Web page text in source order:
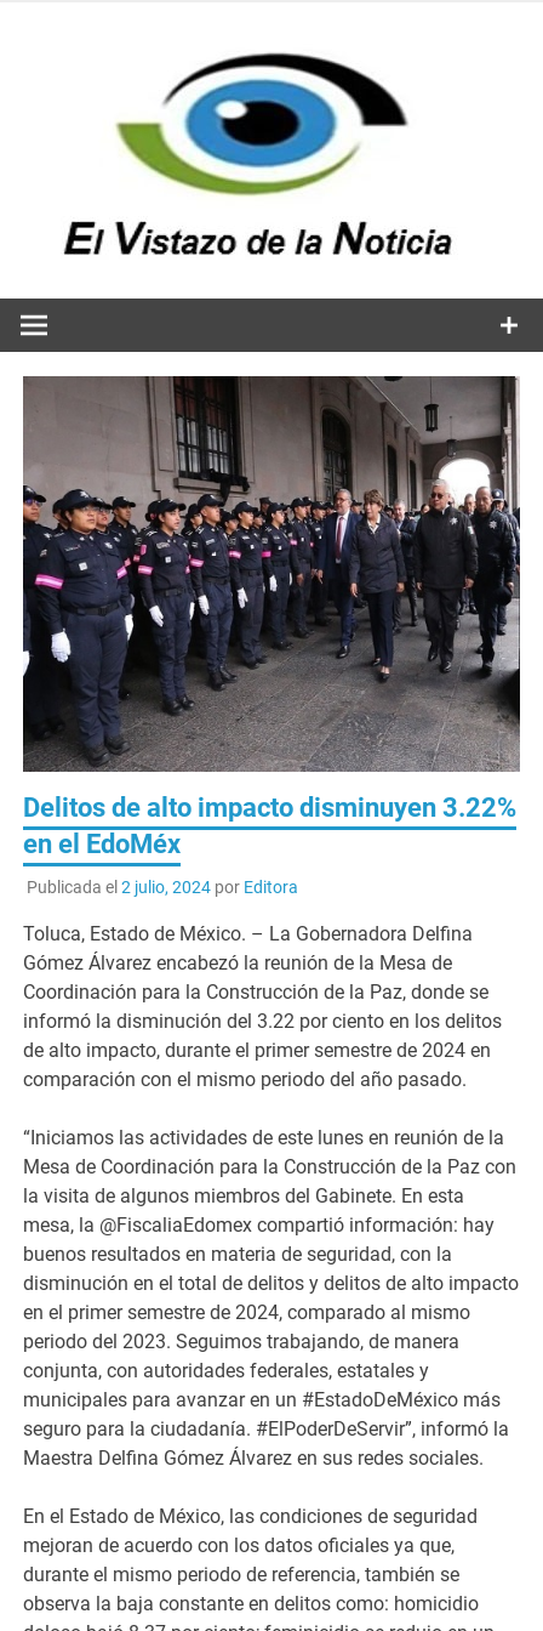
Delitos de alto impacto disminuyen 3.22%
en el EdoMéx
Publicada el 2 julio, 2024por Editora
Toluca, Estado de México. – La Gobernadora Delfina
Gómez Álvarez encabezó la reunión de la Mesa de
Coordinación para la Construcción de la Paz, donde se
informó la disminución del 3.22 por ciento en los delitos
de alto impacto, durante el primer semestre de 2024 en
comparación con el mismo periodo del año pasado.
“Iniciamos las actividades de este lunes en reunión de la
Mesa de Coordinación para la Construcción de la Paz con
la visita de algunos miembros del Gabinete. En esta
mesa, la @FiscaliaEdomex compartió información: hay
buenos resultados en materia de seguridad, con la
disminución en el total de delitos y delitos de alto impacto
en el primer semestre de 2024, comparado al mismo
periodo del 2023. Seguimos trabajando, de manera
conjunta, con autoridades federales, estatales y
municipales para avanzar en un #EstadoDeMéxico más
seguro para la ciudadanía. #ElPoderDeServir”, informó la
Maestra Delfina Gómez Álvarez en sus redes sociales.
En el Estado de México, las condiciones de seguridad
mejoran de acuerdo con los datos oficiales ya que,
durante el mismo periodo de referencia, también se
observa la baja constante en delitos como: homicidio